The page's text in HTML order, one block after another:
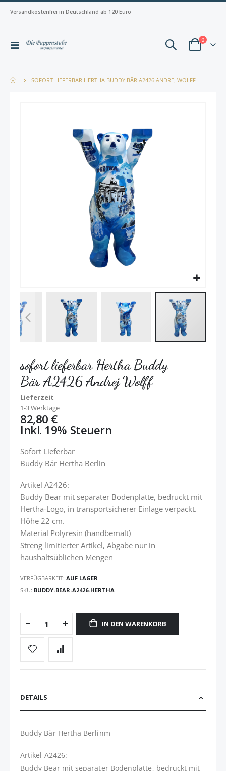
Versandkostenfrei in Deutschland ab 120 Euro
Navigation
Warenkorb
0Artikel
SOFORT LIEFERBAR HERTHA BUDDY BÄR A2426 ANDREJ WOLFF
sofort lieferbar Hertha Buddy
Bär A2426 Andrej Wolff
Lieferzeit
1-3 Werktage
82,80 €
Inkl. 19% Steuern
Sofort Lieferbar
Buddy Bär Hertha Berlin
Artikel A2426:
Buddy Bear mit separater Bodenplatte, bedruckt mit
Hertha-Logo, in transportsicherer Einlage verpackt.
Höhe 22 cm.
Material Polyresin (handbemalt)
Streng limitierter Artikel, Abgabe nur in
haushaltsüblichen Mengen
VERFÜGBARKEIT: AUF LAGER
SKU BUDDY-BEAR-A2426-HERTHA
IN DEN WARENKORB
DETAILS
Buddy Bär Hertha Berlinm
Artikel A2426:
Buddy Bear mit separater Bodenplatte, bedruckt mit